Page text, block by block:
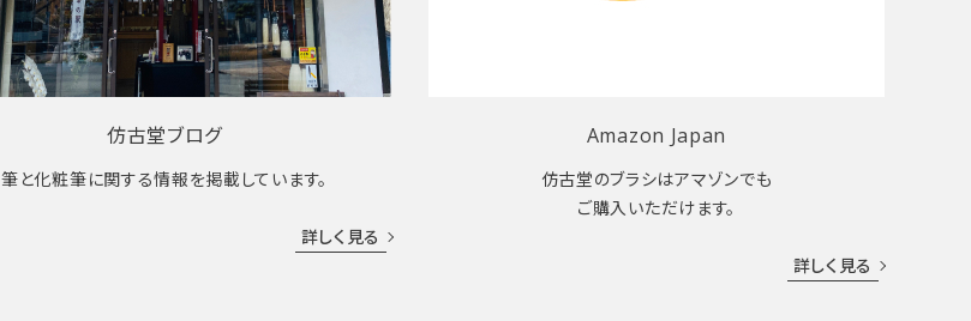
仿古堂ブログ
筆と化粧筆に関する情報を掲載しています。
詳しく見る
Amazon Japan
仿古堂のブラシはアマゾンでも
ご購入いただけます。
詳しく見る